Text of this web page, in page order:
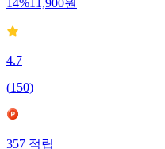
14%11,900원
4.7
(150)